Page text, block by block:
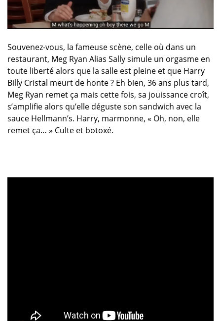
Souvenez-vous, la fameuse scène, celle où dans un
restaurant, Meg Ryan Alias Sally simule un orgasme en
toute liberté alors que la salle est pleine et que Harry
Billy Cristal meurt de honte ? Eh bien, 36 ans plus tard,
Meg Ryan remet ça mais cette fois, sa jouissance croît,
s’amplifie alors qu’elle déguste son sandwich avec la
sauce Hellmann’s. Harry, marmonne, « Oh, non, elle
remet ça… » Culte et botoxé.